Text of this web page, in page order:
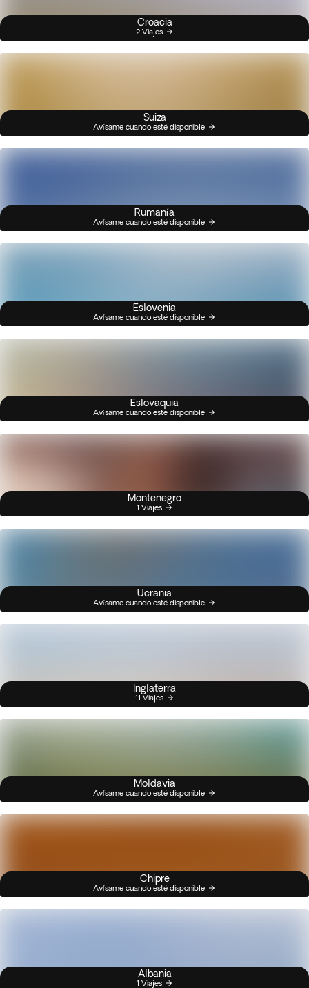
Croacia
2 Viajes
Suiza
Avísame cuando esté disponible
Rumanía
Avísame cuando esté disponible
Eslovenia
Avísame cuando esté disponible
Eslovaquia
Avísame cuando esté disponible
Montenegro
1 Viajes
Ucrania
Avísame cuando esté disponible
Inglaterra
11 Viajes
Moldavia
Avísame cuando esté disponible
Chipre
Avísame cuando esté disponible
Albania
1 Viajes